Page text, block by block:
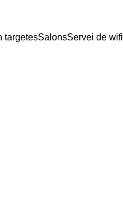
targetesSalonsServei de wifi